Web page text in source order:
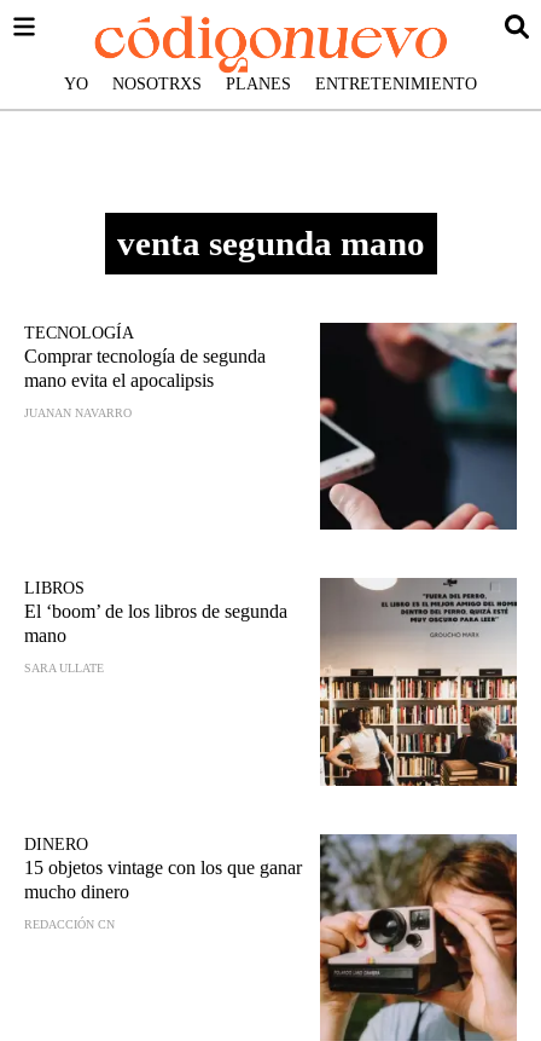
YO NOSOTRXS PLANES ENTRETENIMIENTO
venta segunda mano
TECNOLOGÍA
Comprar tecnología de segunda
mano evita el apocalipsis
JUANAN NAVARRO
LIBROS
El ‘boom’ de los libros de segunda
mano
SARA ULLATE
DINERO
15 objetos vintage con los que ganar
mucho dinero
REDACCIÓN CN